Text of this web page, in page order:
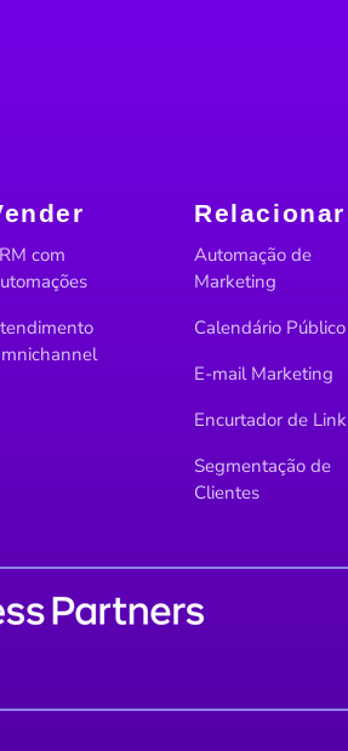
com
Relacionar
Automação de
Marketing
Calendário Público
E-mail Marketing
Encurtador de Link
Segmentação de
Clientes